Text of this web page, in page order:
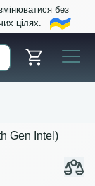
без
цілях.
Gen Intel)